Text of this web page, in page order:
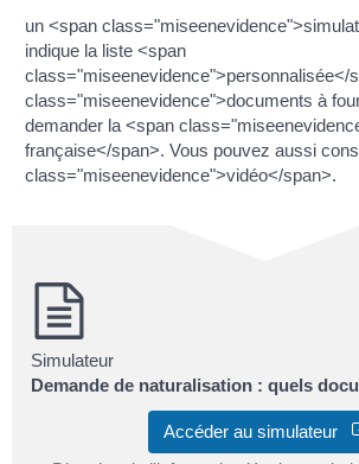
un <span
indique la liste <span
class="miseenevidence">personnalisée</
class="miseenevidence">documents à
demander la <span
française</span>. Vous pouvez aussi
class="miseenevidence">vidéo</span>.
Simulateur
Demande de naturalisation : quels
Accéder au simulateur